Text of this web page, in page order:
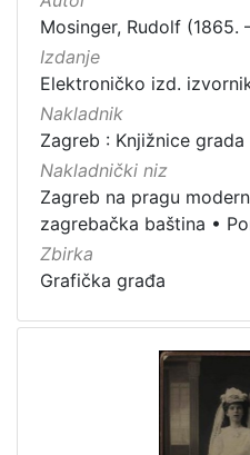
Mosinger, Rudolf (1865.
Izdanje
Elektroničko izd.
Nakladnik
Zagreb : Knjižnice grada
Nakladnički niz
Zagreb na pragu
zagrebačka baština •
Zbirka
Grafička građa